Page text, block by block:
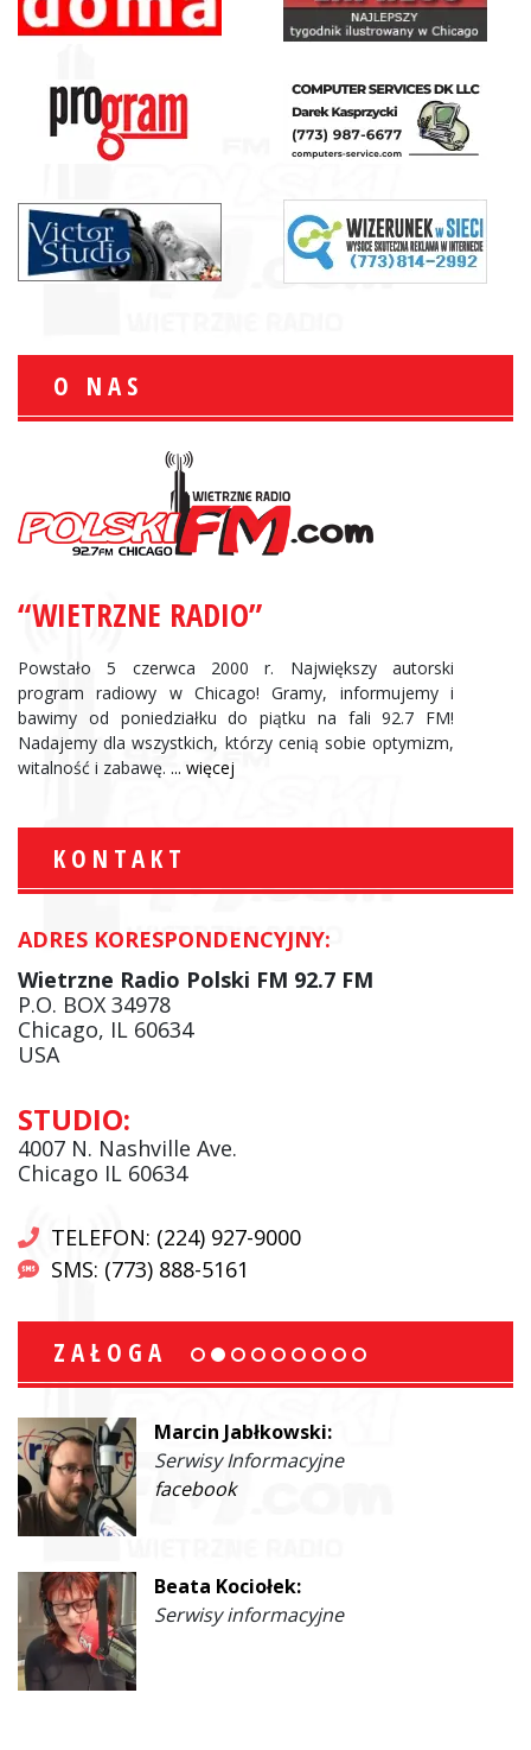
O NAS
“WIETRZNE RADIO”
Powstało 5 czerwca 2000 r. Największy autorski
program radiowy w Chicago! Gramy, informujemy i
bawimy od poniedziałku do piątku na fali 92.7 FM!
Nadajemy dla wszystkich, którzy cenią sobie optymizm,
witalność i zabawę. ... więcej
KONTAKT
ADRES KORESPONDENCYJNY:
Wietrzne Radio Polski FM 92.7 FM
P.O. BOX 34978
Chicago, IL 60634
USA
STUDIO:
4007 N. Nashville Ave.
Chicago IL 60634
TELEFON: (224) 927-9000
SMS: (773) 888-5161
ZAŁOGA
Marcin Jabłkowski:
Serwisy Informacyjne
facebook
Beata Kociołek:
Serwisy informacyjne